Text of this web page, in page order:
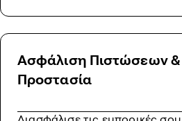
Ασφάλιση Πιστώσεων &
Προστασία